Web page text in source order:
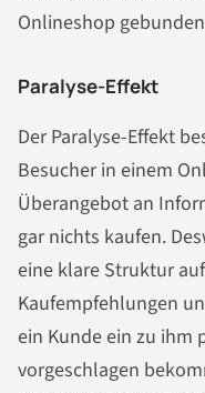
Onlineshop
Paralyse-Effekt
Der Paralyse-Effekt
Besucher in einem
Überangebot an
gar nichts kaufen.
eine klare Struktur
Kaufempfehlungen
ein Kunde ein zu ihm
vorgeschlagen